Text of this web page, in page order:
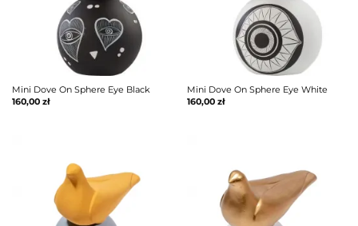
Mini Dove On Sphere Eye Black
160,00 zł
Mini Dove On Sphere Eye White
160,00 zł